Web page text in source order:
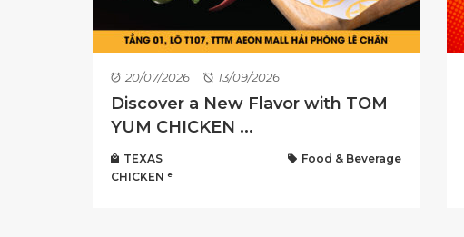
20/07/2026 13/09/2026
Discover a New Flavor with TOM
YUM CHICKEN ...
TEXAS
CHICKEN ᵉ
Food & Beverage